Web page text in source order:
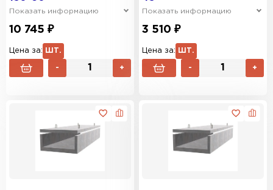
Показать информацию
10 745 ₽
Цена за: ШТ.
- +
Показать информацию
3 510 ₽
Цена за: ШТ.
- +